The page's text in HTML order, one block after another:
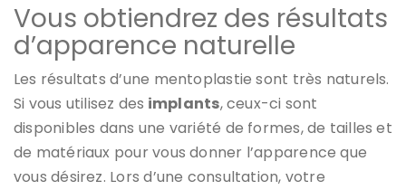
Vous obtiendrez des résultats
d’apparence naturelle
Les résultats d’une mentoplastie sont très naturels.
Si vous utilisez des implants, ceux-ci sont
disponibles dans une variété de formes, de tailles et
de matériaux pour vous donner l’apparence que
vous désirez. Lors d’une consultation, votre